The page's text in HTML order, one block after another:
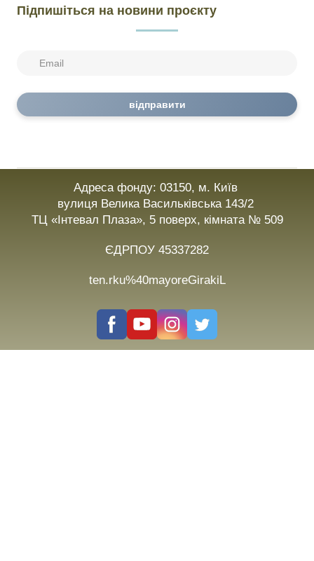
Підпишіться на новини проєкту
відправити
Адреса фонду: 03150, м. Київ
вулиця Велика Васильківська 143/2
ТЦ «Інтевал Плаза», 5 поверх, кімната № 509
ЄДРПОУ 45337282
ten.rku%40mayoreGirakiL